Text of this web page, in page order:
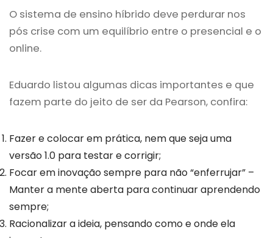
O sistema de ensino híbrido deve perdurar nos
pós crise com um equilíbrio entre o presencial e o
online.
Eduardo listou algumas dicas importantes e que
fazem parte do jeito de ser da Pearson, confira:
Fazer e colocar em prática, nem que seja uma
versão 1.0 para testar e corrigir;
Focar em inovação sempre para não “enferrujar” –
Manter a mente aberta para continuar aprendendo
sempre;
Racionalizar a ideia, pensando como e onde ela